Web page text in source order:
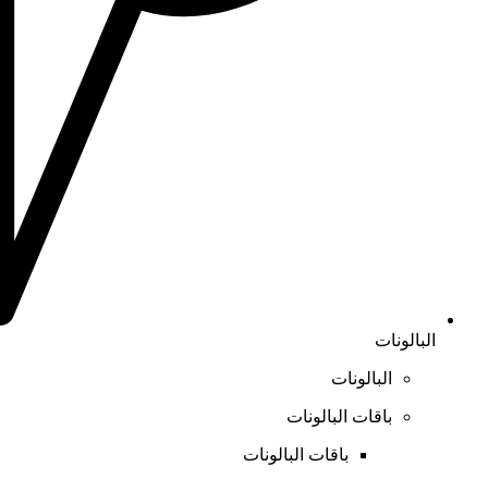
البالونات
البالونات
باقات البالونات
باقات البالونات